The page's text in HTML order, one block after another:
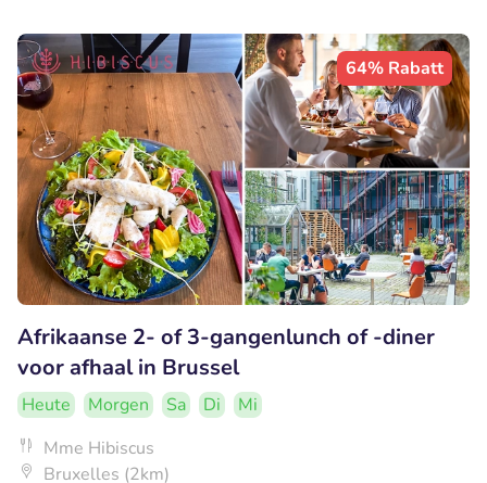
64% Rabatt
Afrikaanse 2- of 3-gangenlunch of -diner
voor afhaal in Brussel
Heute Morgen Sa Di
Mi
Mme Hibiscus
Bruxelles (2km)